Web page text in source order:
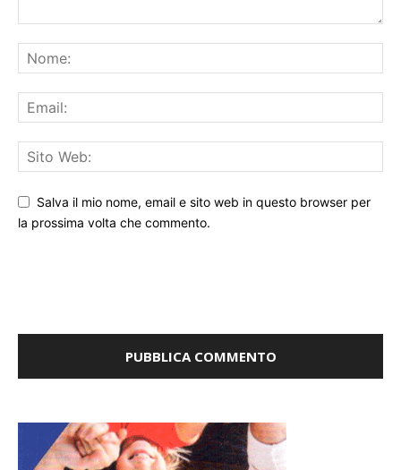
Salva il mio nome, email e sito web in questo browser per
la prossima volta che commento.